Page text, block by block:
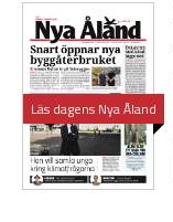
Läs dagens Nya Åland